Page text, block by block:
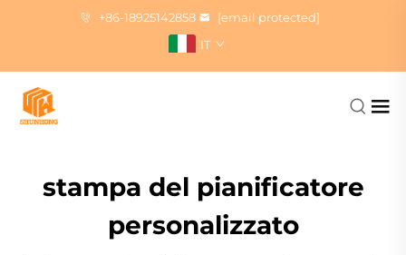
+86-18925142858
[email protected]
IT
stampa del pianificatore
personalizzato